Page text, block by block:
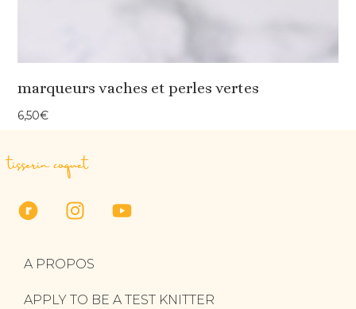
marqueurs vaches et perles vertes
6,50€
tisserin coquet
A PROPOS
APPLY TO BE A TEST KNITTER